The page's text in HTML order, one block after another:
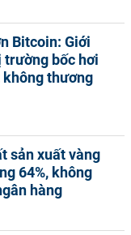
Bitcoin: Giới
trường bốc hơi
không thương
sản xuất vàng
64%, không
hàng